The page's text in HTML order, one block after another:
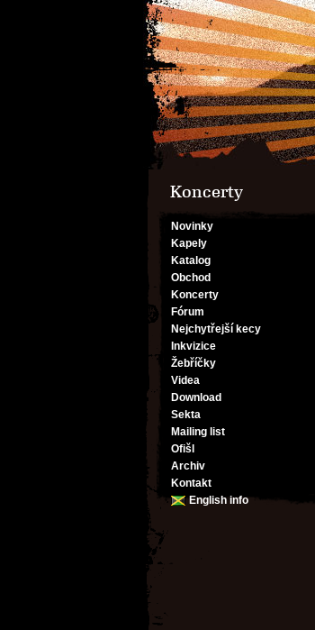
Koncerty
Novinky
Kapely
Katalog
Obchod
Koncerty
Fórum
Nejchytřejší kecy
Inkvizice
Žebříčky
Videa
Download
Sekta
Mailing list
Ofišl
Archiv
Kontakt
English info